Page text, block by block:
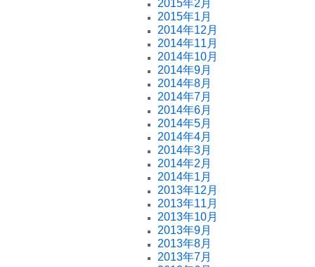
2015年2月
2015年1月
2014年12月
2014年11月
2014年10月
2014年9月
2014年8月
2014年7月
2014年6月
2014年5月
2014年4月
2014年3月
2014年2月
2014年1月
2013年12月
2013年11月
2013年10月
2013年9月
2013年8月
2013年7月